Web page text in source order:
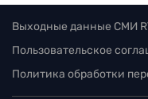
Выходные данные СМИ
Пользовательское
Политика обработки